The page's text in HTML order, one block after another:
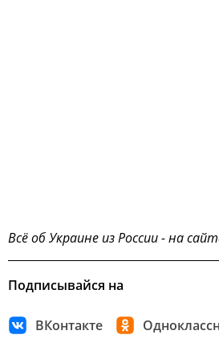
Всё об Украине из России - на
Подписывайся на
ВКонтакте